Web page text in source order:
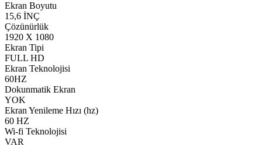
Ekran Boyutu
15,6 İNÇ
Çözünürlük
1920 X 1080
Ekran Tipi
FULL HD
Ekran Teknolojisi
60HZ
Dokunmatik Ekran
YOK
Ekran Yenileme Hızı (hz)
60 HZ
Wi-fi Teknolojisi
VAR